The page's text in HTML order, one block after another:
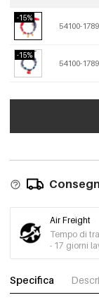
-15%
54100-
-15%
54100-
Air Freight
Tempo di
- 17 giorni
Specifica